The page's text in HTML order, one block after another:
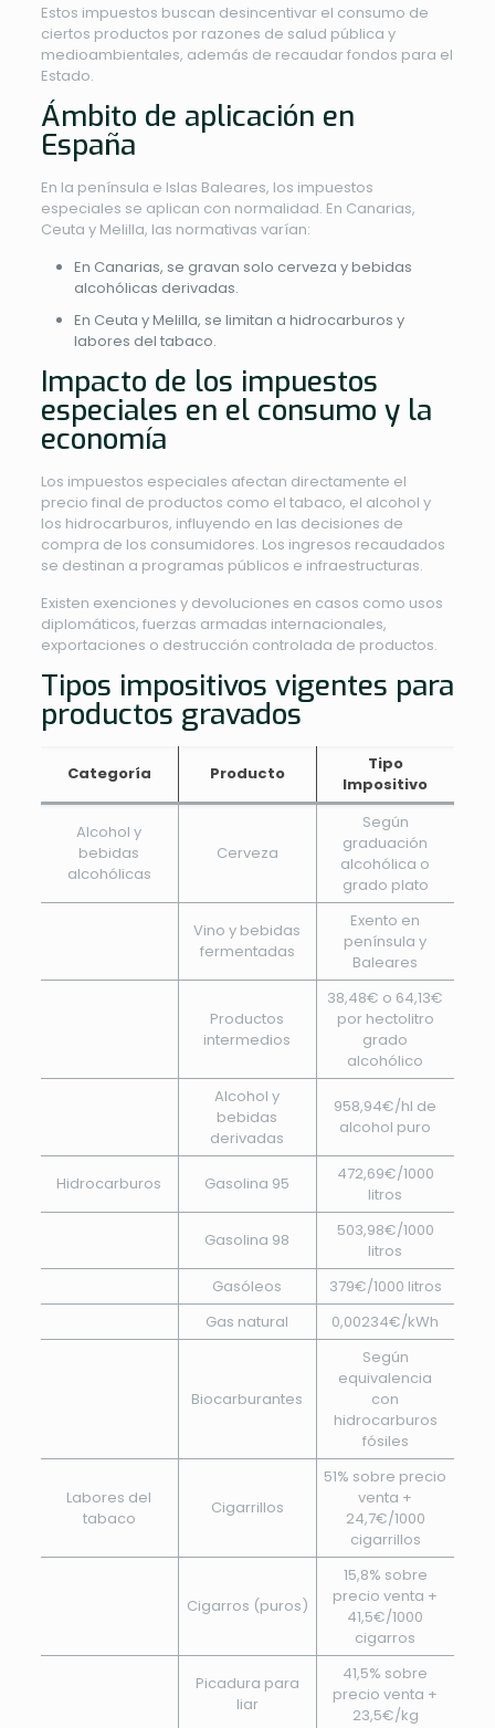
Estos impuestos buscan desincentivar el consumo de
ciertos productos por razones de salud pública y
medioambientales, además de recaudar fondos para el
Estado.
Ámbito de aplicación en
España
En la península e Islas Baleares, los impuestos
especiales se aplican con normalidad. En Canarias,
Ceuta y Melilla, las normativas varían:
En Canarias, se gravan solo cerveza y bebidas
alcohólicas derivadas.
En Ceuta y Melilla, se limitan a hidrocarburos y
labores del tabaco.
Impacto de los impuestos
especiales en el consumo y la
economía
Los impuestos especiales afectan directamente el
precio final de productos como el tabaco, el alcohol y
los hidrocarburos, influyendo en las decisiones de
compra de los consumidores. Los ingresos recaudados
se destinan a programas públicos e infraestructuras.
Existen exenciones y devoluciones en casos como usos
diplomáticos, fuerzas armadas internacionales,
exportaciones o destrucción controlada de productos.
Tipos impositivos vigentes para
productos gravados
Categoría Producto
Tipo
Impositivo
Alcohol y
bebidas
alcohólicas
Cerveza
Según
graduación
alcohólica o
grado plato
Vino y bebidas
fermentadas
Exento en
península y
Baleares
Productos
intermedios
38,48€ o 64,13€
por hectolitro
grado
alcohólico
Alcohol y
bebidas
derivadas
958,94€/hl de
alcohol puro
Hidrocarburos Gasolina 95
472,69€/1000
litros
Gasolina 98
503,98€/1000
litros
Gasóleos
379€/1000 litros
Gas natural
0,00234€/kWh
Biocarburantes
Según
equivalencia
con
hidrocarburos
fósiles
Labores del
tabaco
Cigarrillos
51% sobre precio
venta +
24,7€/1000
cigarrillos
Cigarros (puros)
15,8% sobre
precio venta +
41,5€/1000
cigarros
Picadura para
liar
41,5% sobre
precio venta +
23,5€/kg